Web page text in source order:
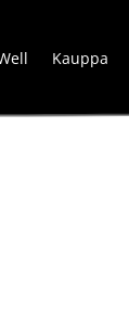
Kauppa